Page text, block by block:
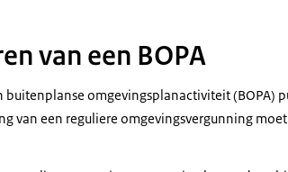
van een BOPA
buitenplanse omgevingsplanactiviteit (BOPA)
van een reguliere omgevingsvergunning